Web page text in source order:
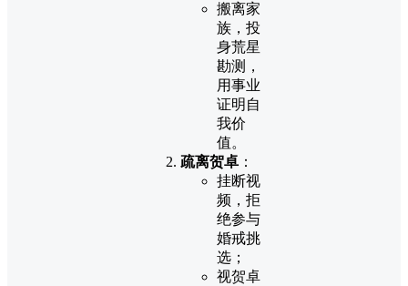
搬离家
族，投
身荒星
勘测，
用事业
证明自
我价
值。
疏离贺卓 ：
挂断视
频，拒
绝参与
婚戒挑
选；
视贺卓